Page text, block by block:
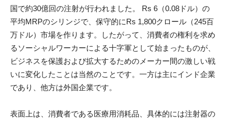
国で約30億回の注射が行われました。 Rs 6（0.08ドル）の
平均MRPのシリンジで、保守的にRs 1,800クロール（245百
万ドル）市場を作ります。したがって、消費者の権利を求め
るソーシャルワーカーによる十字軍として始まったものが、
ビジネスを保護および拡大するためのメーカー間の激しい戦
いに変化したことは当然のことです。一方は主にインド企業
であり、他方は外国企業です。
表面上は、消費者である医療用消耗品、具体的には注射器の